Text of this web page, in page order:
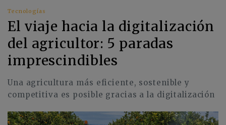
Tecnologías
El viaje hacia la digitalización
del agricultor: 5 paradas
imprescindibles
Una agricultura más eficiente, sostenible y
competitiva es posible gracias a la digitalización